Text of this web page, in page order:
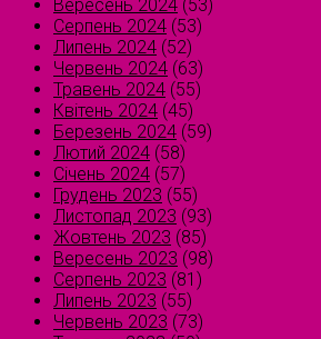
Вересень 2024 (53)
Серпень 2024 (53)
Липень 2024 (52)
Червень 2024 (63)
Травень 2024 (55)
Квітень 2024 (45)
Березень 2024 (59)
Лютий 2024 (58)
Січень 2024 (57)
Грудень 2023 (55)
Листопад 2023 (93)
Жовтень 2023 (85)
Вересень 2023 (98)
Серпень 2023 (81)
Липень 2023 (55)
Червень 2023 (73)